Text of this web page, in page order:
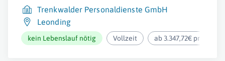
Trenkwalder Personaldienste GmbH
Leonding
kein Lebenslauf nötig Vollzeit ab 3.347,72€ pro